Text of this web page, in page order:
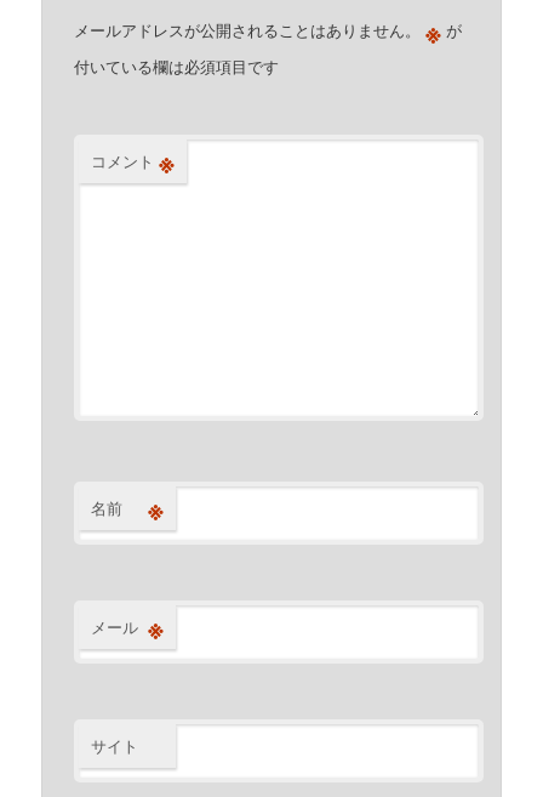
メールアドレスが公開されることはありません。 ※ が
付いている欄は必須項目です
コメント ※
名前 ※
メール ※
サイト